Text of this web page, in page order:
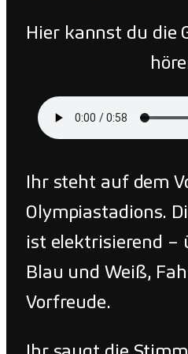
Hier kannst du die
Ihr steht auf dem
Olympiastadions.
ist elektrisierend –
Blau und Weiß,
Vorfreude.